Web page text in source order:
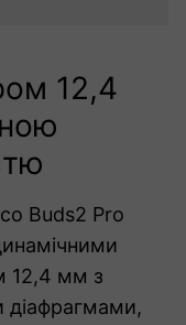
12,4
Buds2 Pro
12,4 мм з
діафрагмами,